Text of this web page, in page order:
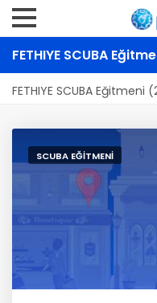
FETHIYE SCUBA
FETHIYE SCUBA
SCUBA EĞITMENI